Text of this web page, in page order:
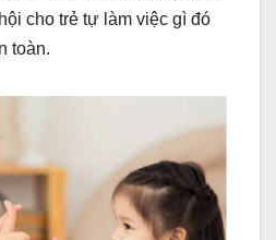
cho trẻ tự làm việc gì đó
toàn.